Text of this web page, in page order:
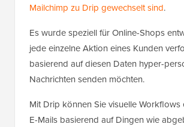
Mailchimp zu Drip gewechselt sind.
Es wurde speziell für Online-Shops
jede einzelne Aktion eines Kunden
basierend auf diesen Daten hyper-
Nachrichten senden möchten.
Mit Drip können Sie visuelle Workflows
E-Mails basierend auf Dingen wie